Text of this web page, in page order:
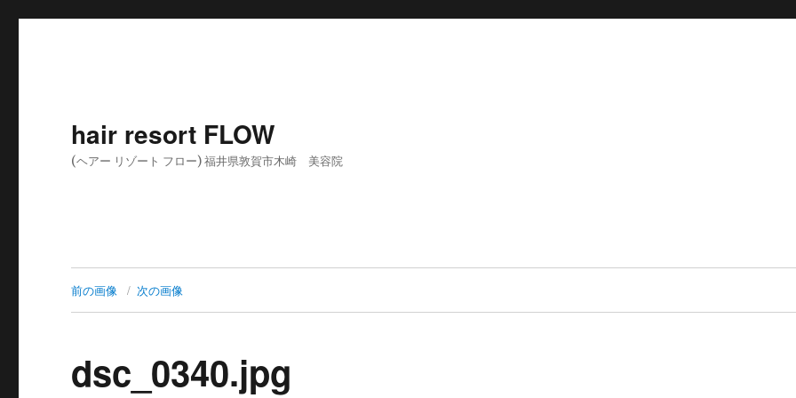
hair resort FLOW
(ヘアー リゾート フロー) 福井県敦賀市木崎 美容院
前の画像 次の画像
dsc_0340.jpg